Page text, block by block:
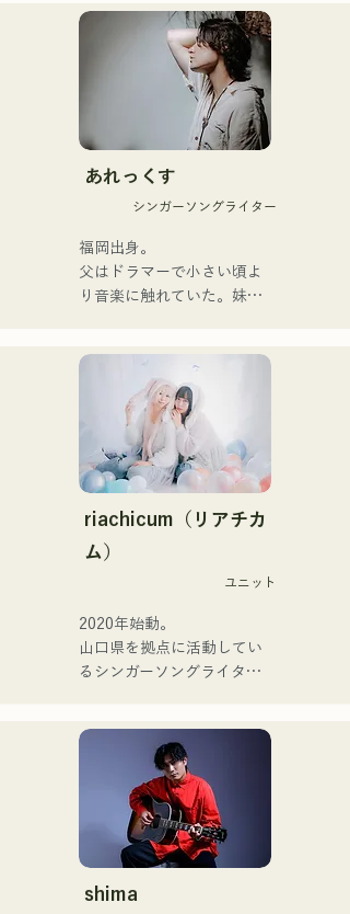
những thông điệp giản dị
nhưng mạnh mẽ trong một
thế giới quan nhẹ nhàng và
giọng hát ấm áp nhưng đầy
nội lực, nhẹ nhàng chạm đến
trái tim người nghe.
đơn đầu tiên, "Zatsuni
Tamede," vào ngày 23
tháng 1 năm 2025.
bao gồm acoustic, track và
band mixing.
Họ được hỗ trợ trong các
bản thu âm và biểu diễn
trực tiếp bởi CHOYO
(Keyboard/Guitar) của
Zigzaguzu, Taisei (Trống)
trước đây của meow, Yuya
Suehiro (Guitar) của the
của xanadoo.
[ĐĨA ĐƠN MỚI]
World is Love," sẽ được
phát hành vào ngày 25
tháng 6 năm 2025.
あれっくす
シンガーソングライター
福岡出身。
父はドラマーで小さい頃よ
り音楽に触れていた。妹
家族で音楽を楽しむミュー
ジックファミリー。
10代後半にアメリカへ4年
半留学。
現在はLOVE FMの"music
×serendipity"でラジオDJを
務める。
デルやタレントとしても活
躍中。世界的有名なオーデ
ゴットタレント」で日本人
の芸人史上初のゴールデン
ブザーを獲得し、その後ス
もゴールデンブザーを獲得
した、ノボせもんなべの応
援歌「ゴールデンブザー」
や、アメリカ留学時代の心
友とコライトした本格的カ
ントリーソング「Life Goes
それらの楽曲を揃えた自身
riachicum（リアチカ
ム）
ユニット
2020年始動。
山口県を拠点に活動してい
るシンガーソングライター
ユニット
コロナ禍に入り、音楽で山
口県を盛り上げたいという
思いからユニットを始動。
当初は動画配信サイトでの
活動のみだったが、2020年
12月より、山口県の地元イ
shima